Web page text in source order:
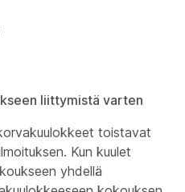
liittymistä varten
toistavat
Kun kuulet
yhdellä